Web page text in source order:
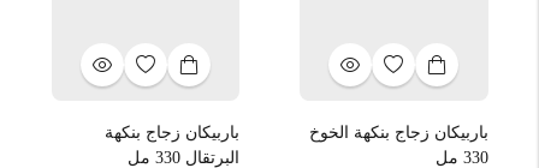
باربيكان زجاج بنكهة الخوخ
330 مل
باربيكان زجاج بنكهة
البرتقال 330 مل